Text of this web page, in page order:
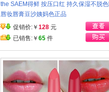
the SAEM得鲜 按压口红 持久保湿不脱
唇妆唇膏豆沙姨妈色正品
促销价:￥ 128 元
已销售:￥ 65 件